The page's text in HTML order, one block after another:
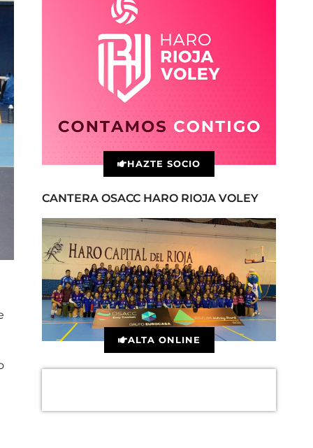
HAZTE SOCIO
CANTERA OSACC HARO RIOJA VOLEY
ALTA ONLINE